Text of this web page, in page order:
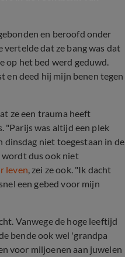
en beroofd onder
vertelde dat ze bang was dat
op het bed werd geduwd.
en deed hij mijn benen tegen
ze een trauma heeft
"Parijs was altijd een plek
dinsdag niet toegestaan in de
wordt dus ook niet
leven, zei ze ook. "Ik dacht
een gebed voor mijn
Vanwege de hoge leeftijd
bende ook wel 'grandpa
voor miljoenen aan juwelen